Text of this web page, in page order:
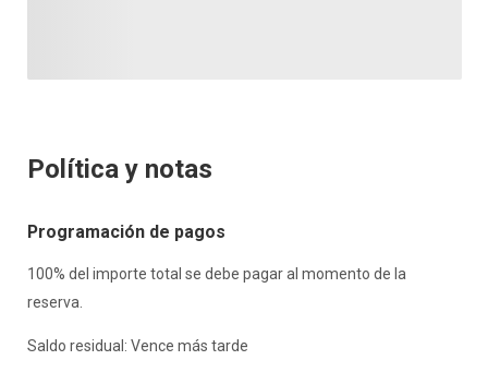
Política y notas
Programación de pagos
100% del importe total se debe pagar al momento de la
reserva.
Saldo residual: Vence más tarde